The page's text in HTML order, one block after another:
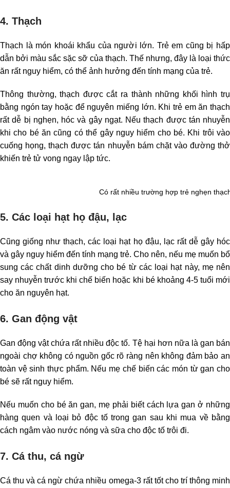
4. Thạch
Thạch là món khoái khẩu của người lớn. Trẻ em cũng bị hấp
dẫn bởi màu sắc sặc sỡ của thạch. Thế nhưng, đây là loại thức
ăn rất nguy hiểm, có thể ảnh hưởng đến tính mạng của trẻ.
Thông thường, thạch được cắt ra thành những khối hình trụ
bằng ngón tay hoặc để nguyên miếng lớn. Khi trẻ em ăn thạch
rất dễ bị nghẹn, hóc và gây ngạt. Nếu thạch được tán nhuyễn
khi cho bé ăn cũng có thể gây nguy hiểm cho bé. Khi trôi vào
cuống họng, thạch được tán nhuyễn bám chặt vào đường thở
khiến trẻ tử vong ngay lập tức.
Có rất nhiều trường hợp trẻ nghẹn
5. Các loại hạt họ đậu, lạc
Cũng giống như thạch, các loại hạt họ đậu, lạc rất dễ gây hóc
và gây nguy hiểm đến tính mạng trẻ. Cho nên, nếu mẹ muốn bổ
sung các chất dinh dưỡng cho bé từ các loại hạt này, mẹ nên
say nhuyễn trước khi chế biến hoặc khi bé khoảng 4-5 tuổi mới
cho ăn nguyên hạt.
6. Gan động vật
Gan động vật chứa rất nhiều độc tố. Tệ hại hơn nữa là gan bán
ngoài chợ không có nguồn gốc rõ ràng nên không đảm bảo an
toàn vệ sinh thực phẩm. Nếu mẹ chế biến các món từ gan cho
bé sẽ rất nguy hiểm.
Nếu muốn cho bé ăn gan, mẹ phải biết cách lựa gan ở những
hàng quen và loại bỏ độc tố trong gan sau khi mua về bằng
cách ngâm vào nước nóng và sữa cho độc tố trôi đi.
7. Cá thu, cá ngừ
Cá thu và cá ngừ chứa nhiều omega-3 rất tốt cho trí thông minh